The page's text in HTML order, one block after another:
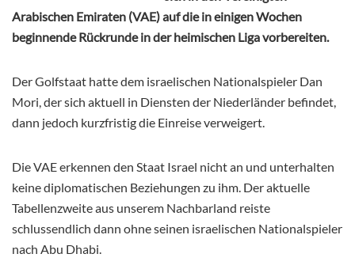
Arabischen Emiraten (VAE) auf die in einigen Wochen
beginnende Rückrunde in der heimischen Liga vorbereiten.
Der Golfstaat hatte dem israelischen Nationalspieler Dan
Mori, der sich aktuell in Diensten der Niederländer befindet,
dann jedoch kurzfristig die Einreise verweigert.
Die VAE erkennen den Staat Israel nicht an und unterhalten
keine diplomatischen Beziehungen zu ihm. Der aktuelle
Tabellenzweite aus unserem Nachbarland reiste
schlussendlich dann ohne seinen israelischen Nationalspieler
nach Abu Dhabi.